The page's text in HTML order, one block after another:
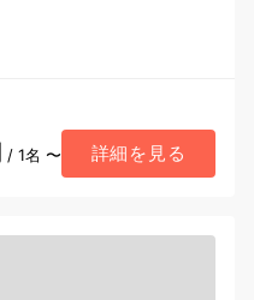
/ 1名 〜 詳細を見る